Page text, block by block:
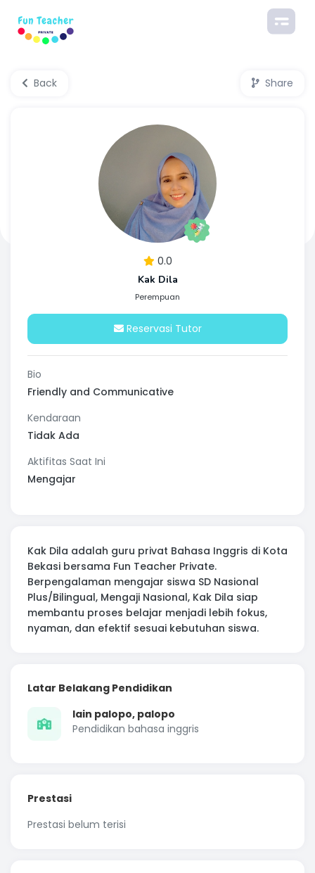
Back Share
0.0
Kak Dila
Perempuan
Reservasi Tutor
Bio
Friendly and Communicative
Kendaraan
Tidak Ada
Aktifitas Saat Ini
Mengajar
Kak Dila adalah guru privat Bahasa Inggris di Kota
Bekasi bersama Fun Teacher Private.
Berpengalaman mengajar siswa SD Nasional
Plus/Bilingual, Mengaji Nasional, Kak Dila siap
membantu proses belajar menjadi lebih fokus,
nyaman, dan efektif sesuai kebutuhan siswa.
Latar Belakang Pendidikan
Iain palopo, palopo
Pendidikan bahasa inggris
Prestasi
Prestasi belum terisi